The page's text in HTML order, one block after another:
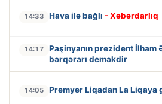
14:33 Hava ilə bağlı - Xəbərdarlıq
14:17
Paşinyanın prezident İlham
bərqərarı deməkdir
14:05 Premyer Liqadan La Liqaya